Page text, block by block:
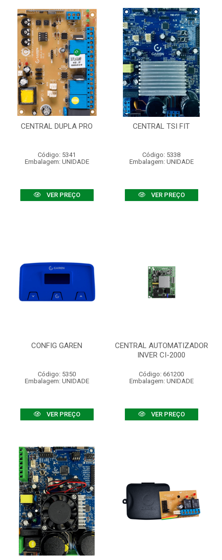
CENTRAL DUPLA PRO
Código: 5341
Embalagem: UNIDADE
VER PREÇO
CENTRAL TSI FIT
Código: 5338
Embalagem: UNIDADE
VER PREÇO
CONFIG GAREN
Código: 5350
Embalagem: UNIDADE
VER PREÇO
CENTRAL AUTOMATIZADOR
INVER CI-2000
Código: 661200
Embalagem: UNIDADE
VER PREÇO